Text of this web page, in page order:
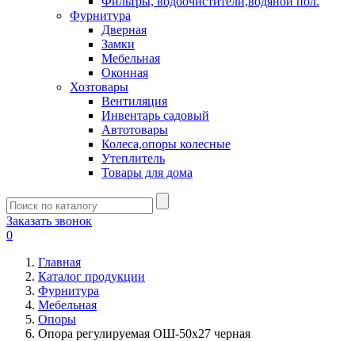
Фурнитура
Дверная
Замки
Мебельная
Оконная
Хозтовары
Вентиляция
Инвентарь садовый
Автотовары
Колеса,опоры колесные
Утеплитель
Товары для дома
Заказать звонок
0
Главная
Каталог продукции
Фурнитура
Мебельная
Опоры
Опора регулируемая ОШ-50х27 черная